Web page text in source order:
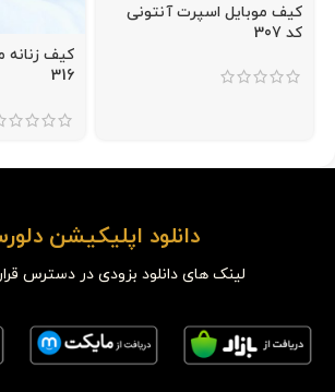
کیف موبایل اسپرت آنتونی
کد 307
کیف زنانه
316
دانلود اپلیکیشن
لینک های دانلود بزودی در دسترس